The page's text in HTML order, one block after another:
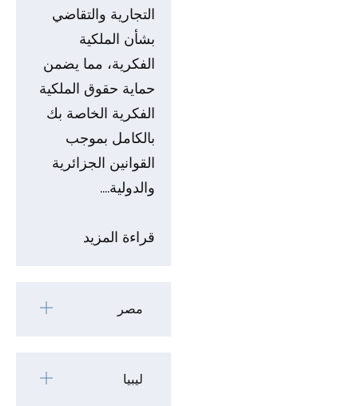
التجارية والتقاضي
بشأن الملكية
الفكرية، مما يضمن
حماية حقوق الملكية
الفكرية الخاصة بك
بالكامل بموجب
القوانين الجزائرية
والدولية....
قراءة المزيد
مصر
ليبيا